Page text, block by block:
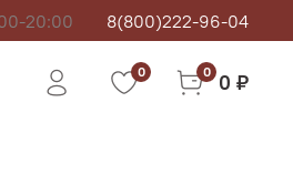
20:00 8(800)222-96-04
0 0 0 ₽